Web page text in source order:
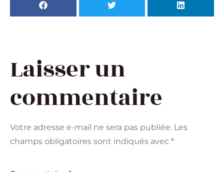
Laisser un
commentaire
Votre adresse e-mail ne sera pas publiée. Les
champs obligatoires sont indiqués avec *